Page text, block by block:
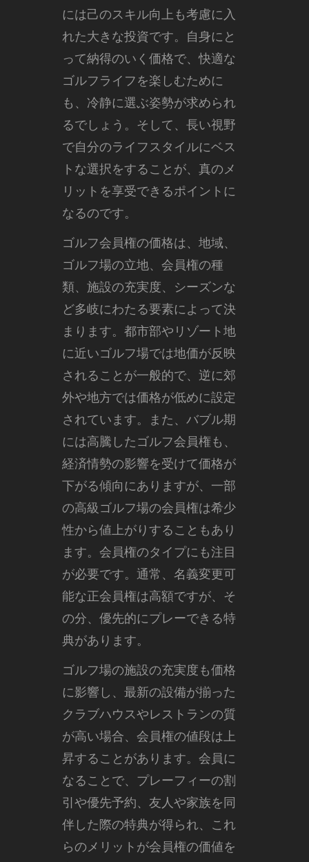
には己のスキル向上も考慮に入
れた大きな投資です。自身にと
って納得のいく価格で、快適な
ゴルフライフを楽しむために
も、冷静に選ぶ姿勢が求められ
るでしょう。そして、長い視野
で自分のライフスタイルにベス
トな選択をすることが、真のメ
リットを享受できるポイントに
なるのです。
ゴルフ会員権の価格は、地域、
ゴルフ場の立地、会員権の種
類、施設の充実度、シーズンな
ど多岐にわたる要素によって決
まります。都市部やリゾート地
に近いゴルフ場では地価が反映
されることが一般的で、逆に郊
外や地方では価格が低めに設定
されています。また、バブル期
には高騰したゴルフ会員権も、
経済情勢の影響を受けて価格が
下がる傾向にありますが、一部
の高級ゴルフ場の会員権は希少
性から値上がりすることもあり
ます。会員権のタイプにも注目
が必要です。通常、名義変更可
能な正会員権は高額ですが、そ
の分、優先的にプレーできる特
典があります。
ゴルフ場の施設の充実度も価格
に影響し、最新の設備が揃った
クラブハウスやレストランの質
が高い場合、会員権の値段は上
昇することがあります。会員に
なることで、プレーフィーの割
引や優先予約、友人や家族を同
伴した際の特典が得られ、これ
らのメリットが会員権の価値を